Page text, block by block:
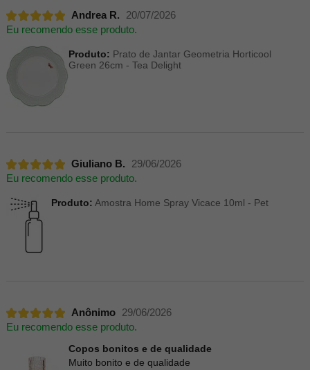
Andrea R.
20/07/2026
Eu recomendo esse produto.
Produto: Prato de Jantar Geometria Horticool
Green 26cm - Tea Delight
Giuliano B.
29/06/2026
Eu recomendo esse produto.
Produto: Amostra Home Spray Vicace 10ml - Pet
Anônimo
29/06/2026
Eu recomendo esse produto.
Copos bonitos e de qualidade
Muito bonito e de qualidade